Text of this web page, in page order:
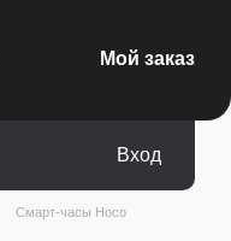
Мой заказ
Вход
Смарт-часы Hoco